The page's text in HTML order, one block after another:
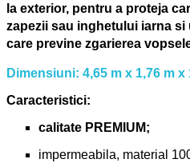
la exterior, pentru a proteja
zapezii sau inghetului iarna
care previne zgarierea
Dimensiuni: 4,65 m x 1,76 m x
Caracteristici:
calitate PREMIUM;
impermeabila, material